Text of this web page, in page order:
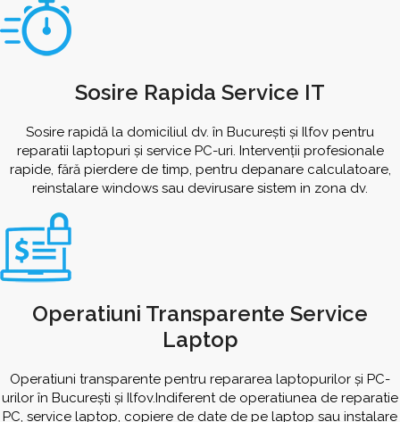
Sosire Rapida Service IT
Sosire rapidă la domiciliul dv. în București și Ilfov pentru
reparatii laptopuri și service PC-uri. Intervenții profesionale
rapide, fără pierdere de timp, pentru depanare calculatoare,
reinstalare windows sau devirusare sistem in zona dv.
Operatiuni Transparente Service
Laptop
Operatiuni transparente pentru repararea laptopurilor și PC-
urilor în București și Ilfov.Indiferent de operatiunea de reparatie
PC, service laptop, copiere de date de pe laptop sau instalare